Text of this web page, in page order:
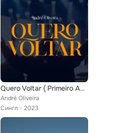
Quero Voltar ( Primeiro Amor )
André Oliveira
Сингл
2023